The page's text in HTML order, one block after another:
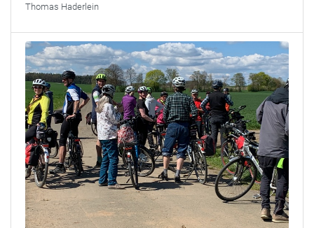
Thomas Haderlein